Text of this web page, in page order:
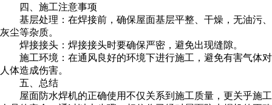
四、施工注意事项
基层处理：在焊接前，确保屋面基层平整、干燥，无油污、
灰尘等杂质。
焊接接头：焊接接头时要确保严密，避免出现缝隙。
施工环境：在通风良好的环境下进行施工，避免有害气体对
人体造成伤害。
五、总结
屋面防水焊机的正确使用不仅关系到施工质量，更关乎施工